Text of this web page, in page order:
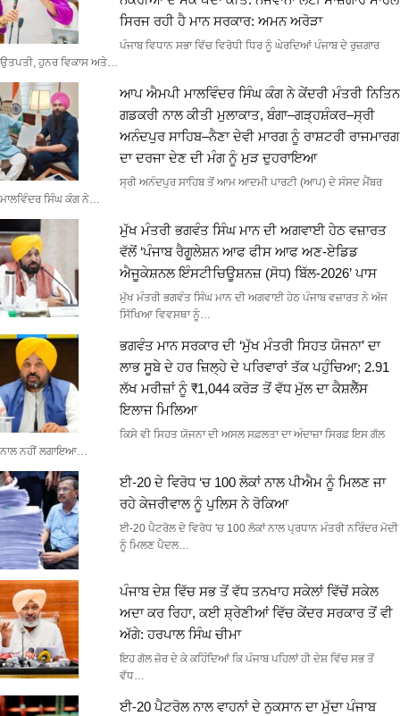
ਸਿਰਜ ਰਹੀ ਹੈ ਮਾਨ ਸਰਕਾਰ: ਅਮਨ ਅਰੋੜਾ
ਪੰਜਾਬ ਵਿਧਾਨ ਸਭਾ ਵਿੱਚ ਵਿਰੋਧੀ ਧਿਰ ਨੂੰ ਘੇਰਦਿਆਂ ਪੰਜਾਬ ਦੇ ਰੁਜ਼ਗਾਰ
ਉਤਪਤੀ, ਹੁਨਰ ਵਿਕਾਸ ਅਤੇ…
ਆਪ ਐਮਪੀ ਮਾਲਵਿੰਦਰ ਸਿੰਘ ਕੰਗ ਨੇ ਕੇਂਦਰੀ ਮੰਤਰੀ ਨਿਤਿਨ
ਗਡਕਰੀ ਨਾਲ ਕੀਤੀ ਮੁਲਾਕਾਤ, ਬੰਗਾ–ਗੜ੍ਹਸ਼ੰਕਰ–ਸ੍ਰੀ
ਅਨੰਦਪੁਰ ਸਾਹਿਬ–ਨੈਣਾ ਦੇਵੀ ਮਾਰਗ ਨੂੰ ਰਾਸ਼ਟਰੀ ਰਾਜਮਾਰਗ
ਦਾ ਦਰਜਾ ਦੇਣ ਦੀ ਮੰਗ ਨੂੰ ਮੁੜ ਦੁਹਰਾਇਆ
ਸ੍ਰੀ ਅਨੰਦਪੁਰ ਸਾਹਿਬ ਤੋਂ ਆਮ ਆਦਮੀ ਪਾਰਟੀ (ਆਪ) ਦੇ ਸੰਸਦ ਮੈਂਬਰ
ਮਾਲਵਿੰਦਰ ਸਿੰਘ ਕੰਗ ਨੇ…
ਮੁੱਖ ਮੰਤਰੀ ਭਗਵੰਤ ਸਿੰਘ ਮਾਨ ਦੀ ਅਗਵਾਈ ਹੇਠ ਵਜ਼ਾਰਤ
ਵੱਲੋਂ ‘ਪੰਜਾਬ ਰੈਗੂਲੇਸ਼ਨ ਆਫ ਫੀਸ ਆਫ ਅਣ-ਏਡਿਡ
ਐਜੂਕੇਸ਼ਨਲ ਇੰਸਟੀਚਿਊਸ਼ਨਜ਼ (ਸੋਧ) ਬਿੱਲ-2026’ ਪਾਸ
ਮੁੱਖ ਮੰਤਰੀ ਭਗਵੰਤ ਸਿੰਘ ਮਾਨ ਦੀ ਅਗਵਾਈ ਹੇਠ ਪੰਜਾਬ ਵਜ਼ਾਰਤ ਨੇ ਅੱਜ
ਸਿੱਖਿਆ ਵਿਵਸਥਾ ਨੂੰ…
ਭਗਵੰਤ ਮਾਨ ਸਰਕਾਰ ਦੀ ‘ਮੁੱਖ ਮੰਤਰੀ ਸਿਹਤ ਯੋਜਨਾ’ ਦਾ
ਲਾਭ ਸੂਬੇ ਦੇ ਹਰ ਜ਼ਿਲ੍ਹੇ ਦੇ ਪਰਿਵਾਰਾਂ ਤੱਕ ਪਹੁੰਚਿਆ; 2.91
ਲੱਖ ਮਰੀਜ਼ਾਂ ਨੂੰ ₹1,044 ਕਰੋੜ ਤੋਂ ਵੱਧ ਮੁੱਲ ਦਾ ਕੈਸ਼ਲੈੱਸ
ਇਲਾਜ ਮਿਲਿਆ
ਕਿਸੇ ਵੀ ਸਿਹਤ ਯੋਜਨਾ ਦੀ ਅਸਲ ਸਫ਼ਲਤਾ ਦਾ ਅੰਦਾਜ਼ਾ ਸਿਰਫ਼ ਇਸ ਗੱਲ
ਨਾਲ ਨਹੀਂ ਲਗਾਇਆ…
ਈ-20 ਦੇ ਵਿਰੋਧ ‘ਚ 100 ਲੋਕਾਂ ਨਾਲ ਪੀਐਮ ਨੂੰ ਮਿਲਣ ਜਾ
ਰਹੇ ਕੇਜਰੀਵਾਲ ਨੂੰ ਪੁਲਿਸ ਨੇ ਰੋਕਿਆ
ਈ-20 ਪੈਟਰੋਲ ਦੇ ਵਿਰੋਧ 'ਚ 100 ਲੋਕਾਂ ਨਾਲ ਪ੍ਰਧਾਨ ਮੰਤਰੀ ਨਰਿੰਦਰ ਮੋਦੀ
ਨੂੰ ਮਿਲਣ ਪੈਦਲ…
ਪੰਜਾਬ ਦੇਸ਼ ਵਿੱਚ ਸਭ ਤੋਂ ਵੱਧ ਤਨਖਾਹ ਸਕੇਲਾਂ ਵਿੱਚੋਂ ਸਕੇਲ
ਅਦਾ ਕਰ ਰਿਹਾ, ਕਈ ਸ਼੍ਰੇਣੀਆਂ ਵਿੱਚ ਕੇਂਦਰ ਸਰਕਾਰ ਤੋਂ ਵੀ
ਅੱਗੇ: ਹਰਪਾਲ ਸਿੰਘ ਚੀਮਾ
ਇਹ ਗੱਲ ਜ਼ੋਰ ਦੇ ਕੇ ਕਹਿੰਦਿਆਂ ਕਿ ਪੰਜਾਬ ਪਹਿਲਾਂ ਹੀ ਦੇਸ਼ ਵਿੱਚ ਸਭ ਤੋਂ
ਵੱਧ…
ਈ-20 ਪੈਟਰੋਲ ਨਾਲ ਵਾਹਨਾਂ ਦੇ ਨੁਕਸਾਨ ਦਾ ਮੁੱਦਾ ਪੰਜਾਬ